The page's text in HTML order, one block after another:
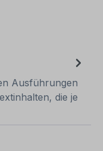
Ausführungen
die je